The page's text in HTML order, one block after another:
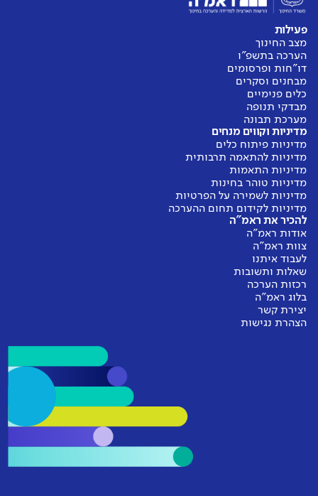
פעילות
מצב החינוך
הערכה בתשפ"ו
דו"חות ופרסומים
מבחנים וסקרים
כלים פנימיים
מבדקי תנופה
מערכת תבונה
מדיניות וקווים מנחים
מדיניות פיתוח כלים
מדיניות להתאמה תרבותית
מדיניות התאמות
מדיניות טוהר בחינות
מדיניות לשמירה על הפרטיות
מדיניות לקידום תחום ההערכה
להכיר את ראמ"ה
אודות ראמ"ה
צוות ראמ"ה
לעבוד איתנו
שאלות ותשובות
רכזות הערכה
בלוג ראמ"ה
יצירת קשר
הצהרת נגישות